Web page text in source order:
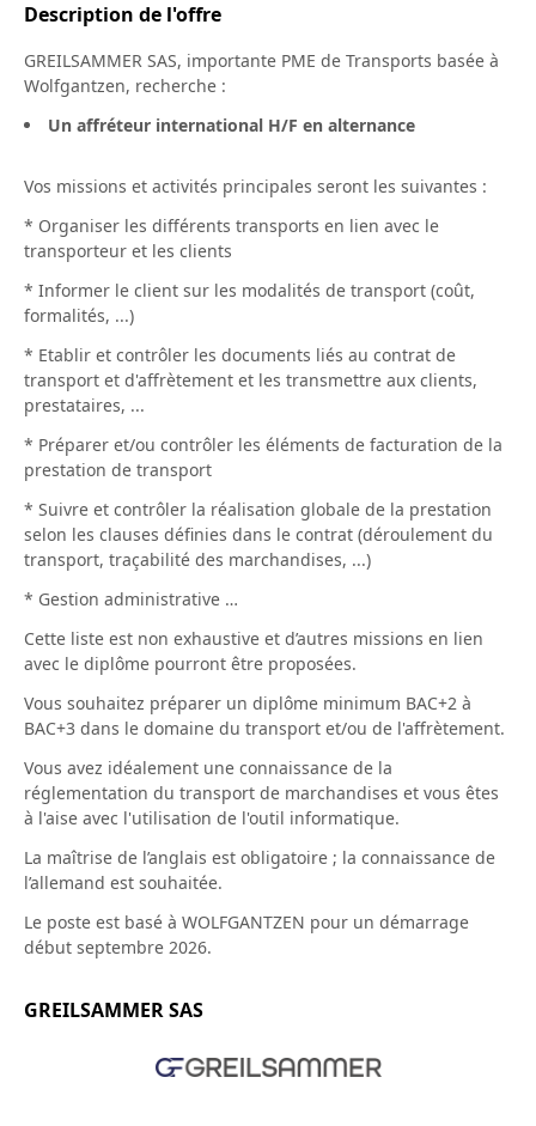
Description de l'offre
GREILSAMMER SAS, importante PME de Transports basée à
Wolfgantzen, recherche :
Un affréteur international H/F en alternance
Vos missions et activités principales seront les suivantes :
* Organiser les différents transports en lien avec le
transporteur et les clients
* Informer le client sur les modalités de transport (coût,
formalités, ...)
* Etablir et contrôler les documents liés au contrat de
transport et d'affrètement et les transmettre aux clients,
prestataires, ...
* Préparer et/ou contrôler les éléments de facturation de la
prestation de transport
* Suivre et contrôler la réalisation globale de la prestation
selon les clauses définies dans le contrat (déroulement du
transport, traçabilité des marchandises, ...)
* Gestion administrative …
Cette liste est non exhaustive et d’autres missions en lien
avec le diplôme pourront être proposées.
Vous souhaitez préparer un diplôme minimum BAC+2 à
BAC+3 dans le domaine du transport et/ou de l'affrètement.
Vous avez idéalement une connaissance de la
réglementation du transport de marchandises et vous êtes
à l'aise avec l'utilisation de l'outil informatique.
La maîtrise de l’anglais est obligatoire ; la connaissance de
l’allemand est souhaitée.
Le poste est basé à WOLFGANTZEN pour un démarrage
début septembre 2026.
GREILSAMMER SAS